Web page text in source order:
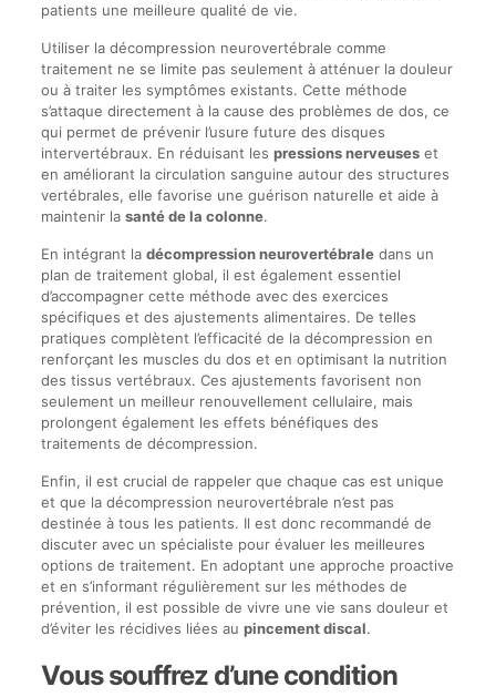
patients une meilleure qualité de vie.
Utiliser la décompression neurovertébrale comme
traitement ne se limite pas seulement à atténuer la douleur
ou à traiter les symptômes existants. Cette méthode
s’attaque directement à la cause des problèmes de dos, ce
qui permet de prévenir l’usure future des disques
intervertébraux. En réduisant les pressions nerveuseset
en améliorant la circulation sanguine autour des structures
vertébrales, elle favorise une guérison naturelle et aide à
maintenir la santé de la colonne.
En intégrant la décompression neurovertébraledans un
plan de traitement global, il est également essentiel
d’accompagner cette méthode avec des exercices
spécifiques et des ajustements alimentaires. De telles
pratiques complètent l’efficacité de la décompression en
renforçant les muscles du dos et en optimisant la nutrition
des tissus vertébraux. Ces ajustements favorisent non
seulement un meilleur renouvellement cellulaire, mais
prolongent également les effets bénéfiques des
traitements de décompression.
Enfin, il est crucial de rappeler que chaque cas est unique
et que la décompression neurovertébrale n’est pas
destinée à tous les patients. Il est donc recommandé de
discuter avec un spécialiste pour évaluer les meilleures
options de traitement. En adoptant une approche proactive
et en s’informant régulièrement sur les méthodes de
prévention, il est possible de vivre une vie sans douleur et
d’éviter les récidives liées au pincement discal.
Vous souffrez d’une condition